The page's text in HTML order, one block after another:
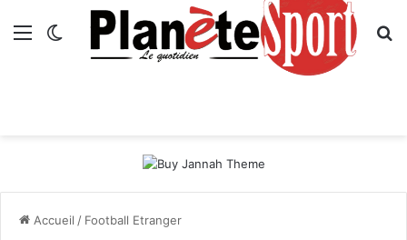
Menu Switch skin
Accueil / Football Etranger